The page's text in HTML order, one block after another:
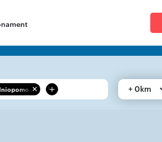
+ + 0km